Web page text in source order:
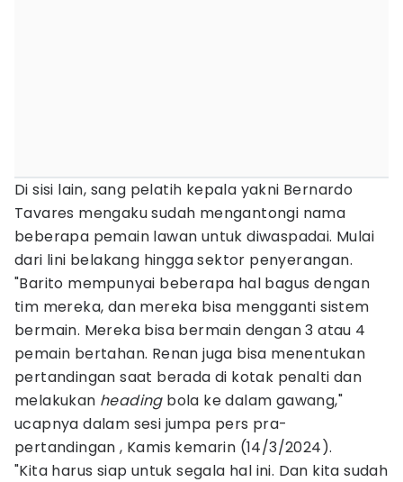
Di sisi lain, sang pelatih kepala yakni Bernardo
Tavares mengaku sudah mengantongi nama
beberapa pemain lawan untuk diwaspadai. Mulai
dari lini belakang hingga sektor penyerangan.
"Barito mempunyai beberapa hal bagus dengan
tim mereka, dan mereka bisa mengganti sistem
bermain. Mereka bisa bermain dengan 3 atau 4
pemain bertahan. Renan juga bisa menentukan
pertandingan saat berada di kotak penalti dan
melakukan headingbola ke dalam gawang,"
ucapnya dalam sesi jumpa pers pra-
pertandingan , Kamis kemarin (14/3/2024).
"Kita harus siap untuk segala hal ini. Dan kita sudah